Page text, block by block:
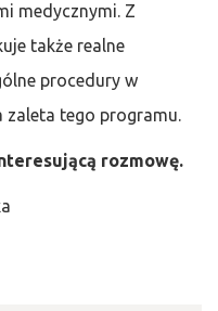
medycznymi. Z
także realne
procedury w
tego programu.
rozmowę.